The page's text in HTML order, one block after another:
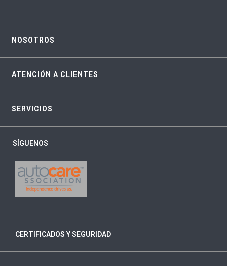
NOSOTROS
ATENCIÓN A CLIENTES
SERVICIOS
SÍGUENOS
CERTIFICADOS Y SEGURIDAD